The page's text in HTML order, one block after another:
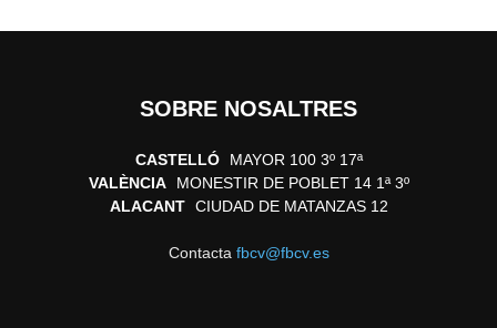
SOBRE NOSALTRES
CASTELLÓ
MAYOR 100 3º 17ª
VALÈNCIA
MONESTIR DE POBLET 14 1ª 3º
ALACANT CIUDAD DE MATANZAS 12
Contacta fbcv@fbcv.es